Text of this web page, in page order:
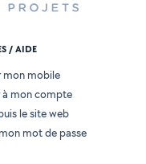
/ AIDE
mon mobile
à mon compte
le site web
mot de passe